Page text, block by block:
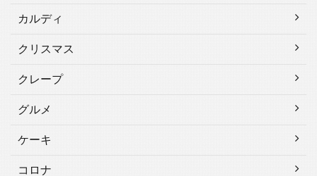
カルディ
クリスマス
クレープ
グルメ
ケーキ
コロナ